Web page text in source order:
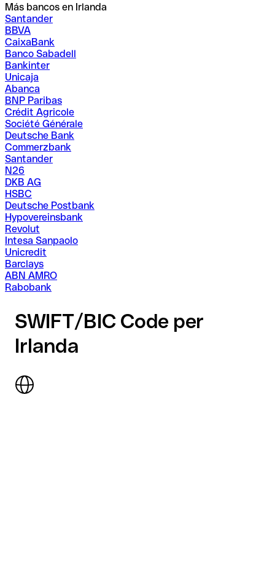
Más bancos en Irlanda
Santander
BBVA
CaixaBank
Banco Sabadell
Bankinter
Unicaja
Abanca
BNP Paribas
Crédit Agricole
Société Générale
Deutsche Bank
Commerzbank
Santander
N26
DKB AG
HSBC
Deutsche Postbank
Hypovereinsbank
Revolut
Intesa Sanpaolo
Unicredit
Barclays
ABN AMRO
Rabobank
SWIFT/BIC Code per
Irlanda